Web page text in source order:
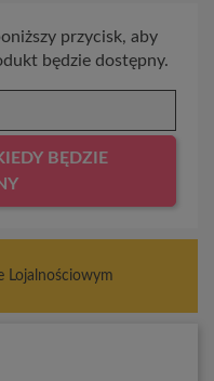
przycisk, aby
będzie dostępny.
BĘDZIE
Lojalnościowym